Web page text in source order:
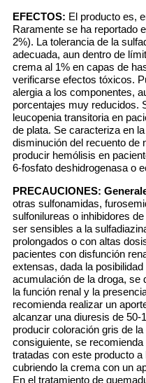
EFECTOS: El producto es,
Raramente se ha reportado
2%). La tolerancia de la
adecuada, aun dentro de
crema al 1% en capas de
verificarse efectos tóxicos.
alergia a los componentes,
porcentajes muy reducidos.
leucopenia transitoria en
de plata. Se caracteriza en
disminución del recuento de
producir hemólisis en
6-fosfato deshidrogenasa o
PRECAUCIONES:
otras sulfonamidas,
sulfonilureas o inhibidores
ser sensibles a la
prolongados o con altas
pacientes con disfunción
extensas, dada la
acumulación de la droga, se
la función renal y la
recomienda realizar un
alcanzar una diuresis de 50-
producir coloración gris de
consiguiente, se
tratadas con este producto
cubriendo la crema con un
En el tratamiento de